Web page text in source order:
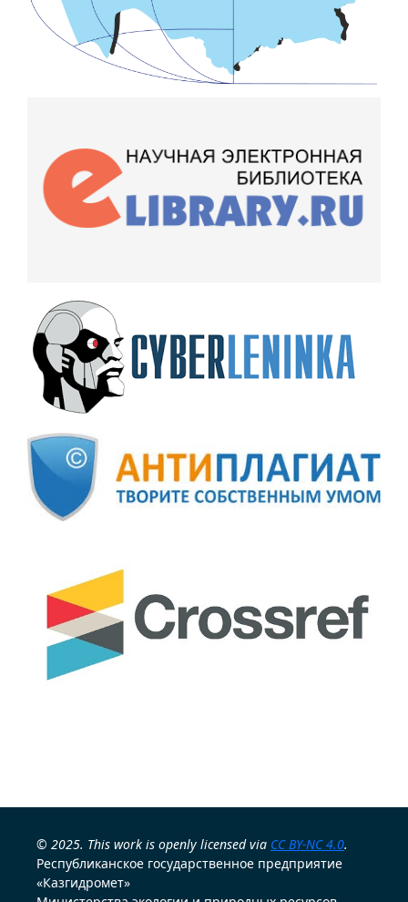
© 2025. This work is openly licensed via CC BY-NC 4.0.
Республиканское государственное предприятие
«Казгидромет»